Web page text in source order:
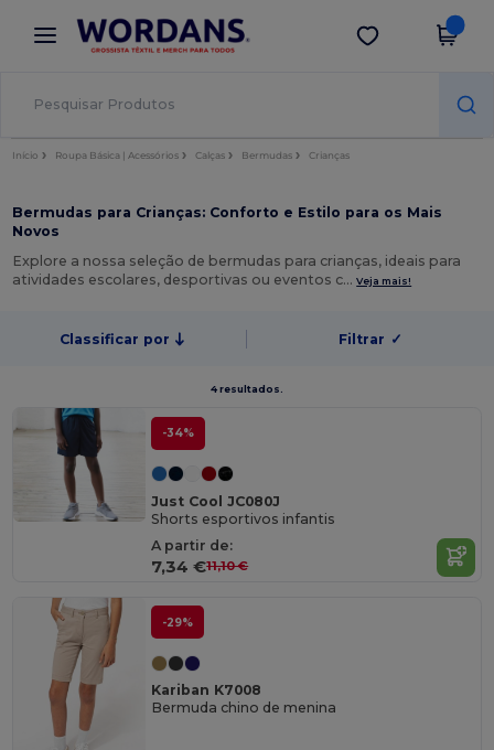
× App Wordans
Melhores preços na app!
Obter app
Início Roupa Básica | Acessórios Calças Bermudas Crianças
Bermudas para Crianças: Conforto e Estilo para os Mais
Novos
Explore a nossa seleção de bermudas para crianças, ideais para
atividades escolares, desportivas ou eventos c…Veja mais!
Classificar por Filtrar ✓
4 resultados.
-34%
Just Cool JC080J
Shorts esportivos infantis
A partir de:
7,34 €11,10 €
-29%
Kariban K7008
Bermuda chino de menina